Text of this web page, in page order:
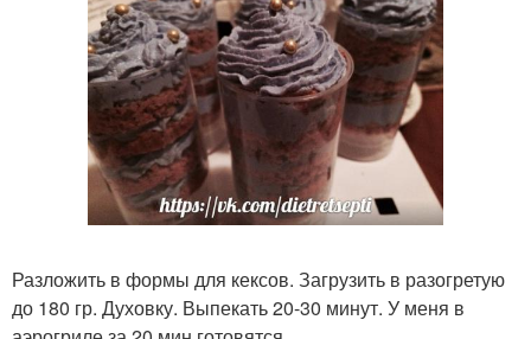
Разложить в формы для кексов. Загрузить в разогретую
до 180 гр. Духовку. Выпекать 20-30 минут. У меня в